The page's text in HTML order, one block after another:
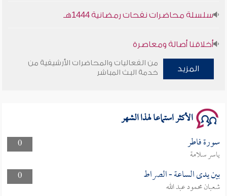
سلسلة محاضرات نفحات رمضانية 1444هـ
أخلاقنا أصالة ومعاصرة
وأمنهم من خوف 9
المزيد
من الفعاليات والمحاضرات الأرشيفية من
خدمة البث المباشر
الأكثر استماعا لهذا الشهر
0 سورة فاطر
ياسر سلامة
0
بين يدى الساعة - الصراط
شعبان محمود عبد الله